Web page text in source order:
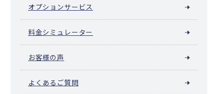
オプションサービス
料金シミュレーター
お客様の声
よくあるご質問